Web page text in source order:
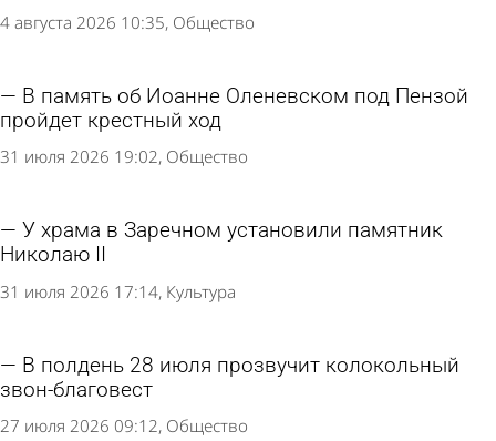
4 августа 2026 10:35 Общество
В память об Иоанне Оленевском под Пензой
пройдет крестный ход
31 июля 2026 19:02 Общество
У храма в Заречном установили памятник
Николаю II
31 июля 2026 17:14 Культура
В полдень 28 июля прозвучит колокольный
звон-благовест
27 июля 2026 09:12 Общество